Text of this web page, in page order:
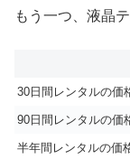
もう一つ、液晶
30日間レンタルの価
90日間レンタルの価
半年間レンタルの価